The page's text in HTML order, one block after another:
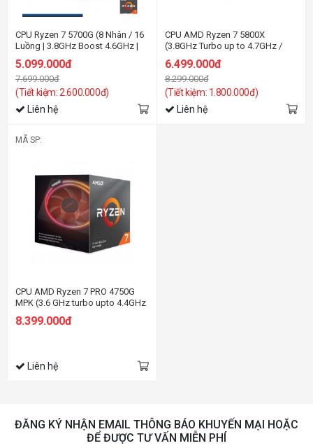
CPU Ryzen 7 5700G (8 Nhân / 16
Luồng | 3.8GHz Boost 4.6GHz |
5.099.000đ
7.699.000đ
(Tiết kiệm: 2.600.000đ)
Liên hệ
CPU AMD Ryzen 7 5800X
(3.8GHz Turbo up to 4.7GHz /
105W / AM4)
6.499.000đ
8.299.000đ
(Tiết kiệm: 1.800.000đ)
Liên hệ
MÃ SP:
CPU AMD Ryzen 7 PRO 4750G
MPK (3.6 GHz turbo upto 4.4GHz
/ 12MB / 8 Cores, 16 Threads /
65W / Socket AM4)
8.399.000đ
Liên hệ
ĐĂNG KÝ NHẬN EMAIL THÔNG BÁO KHUYẾN MẠI HOẶC
ĐỂ ĐƯỢC TƯ VẤN MIỄN PHÍ